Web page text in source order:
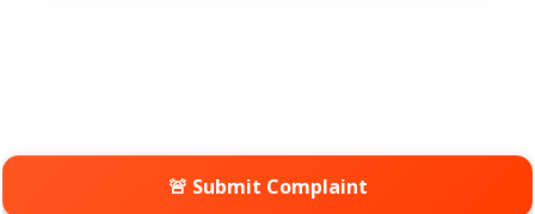
🚨 Submit Complaint